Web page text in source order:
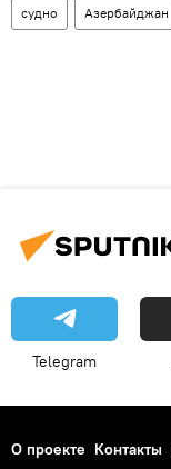
судно Азербайджан
Telegram
О проекте Контакты